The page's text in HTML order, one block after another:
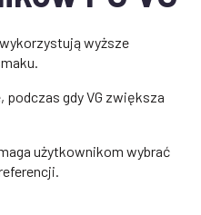
wyższe
podczas gdy VG zwiększa
użytkownikom wybrać